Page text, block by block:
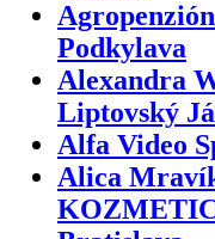
Podkylava
Alexandra
Liptovský
Alfa Video
Alica